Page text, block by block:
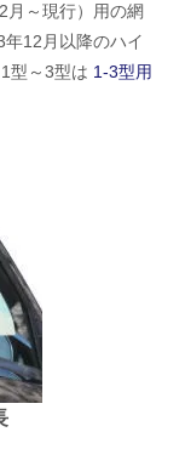
月～現行）用の網
12月以降のハイ
型～3型は 1-3型用